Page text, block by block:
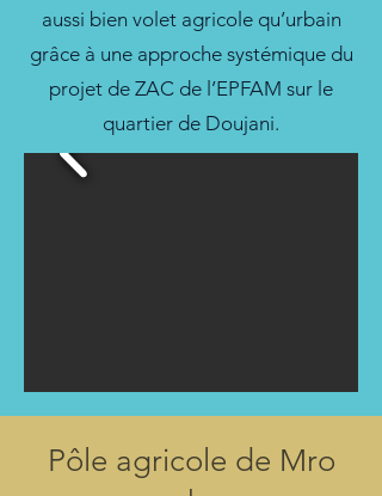
aussi bien volet agricole qu’urbain
grâce à une approche systémique du
projet de ZAC de l’EPFAM sur le
quartier de Doujani.
Pôle agricole de Mro